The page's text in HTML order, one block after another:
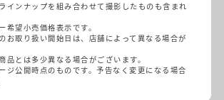
インナップを組み合わせて撮影したものも含まれ
望小売価格表示です。
お取り扱い開始日は、店舗によって異なる場合が
品とは多少異なる場合がございます。
ジ公開時点のものです。予告なく変更になる場合